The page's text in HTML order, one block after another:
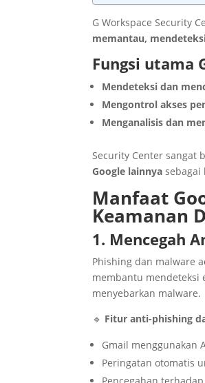
G Workspace Security
memantau,
Fungsi utama
Mendeteksi dan
Mengontrol akses
Menganalisis dan
Security Center sangat
Google lainnya sebagai
Manfaat
Keamanan
1. Mencegah
Phishing dan malware
membantu mendeteksi
menyebarkan malware.
🔹 Fitur anti-phishing
Gmail menggunakan
Peringatan otomatis